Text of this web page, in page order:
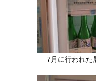
7月に行われた